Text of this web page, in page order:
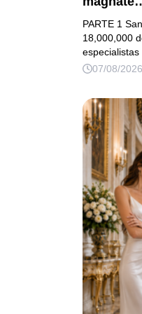
su casa
quiso
PARTE 1
18,000,000
07/08/